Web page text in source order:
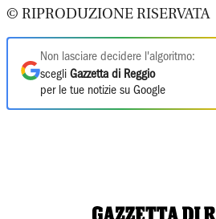
© RIPRODUZIONE RISERVATA
Non lasciare decidere l'algoritmo:
scegli Gazzetta di Reggio
per le tue notizie su Google